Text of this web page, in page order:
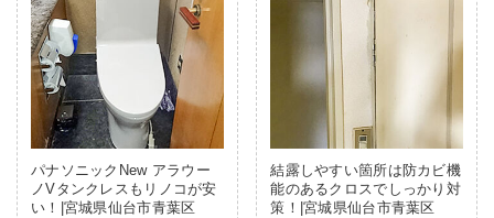
パナソニックNew アラウー
ノVタンクレスもリノコが安
い！|宮城県仙台市青葉区
結露しやすい箇所は防カビ機
能のあるクロスでしっかり対
策！|宮城県仙台市青葉区